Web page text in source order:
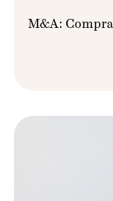
M&A: Compra